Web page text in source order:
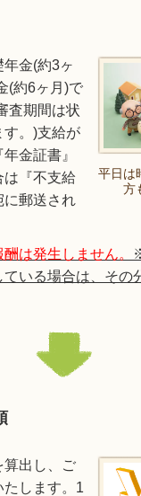
平日は
方
年金(約3ヶ
(約6ヶ月 )で
査期間は状
。 )支給が
金証書』
は『不支給
に郵送され
酬は発生しません。
いる場合は、その
算出し、ご
します。 1